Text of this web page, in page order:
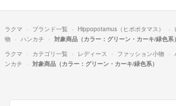
ラクマ ブランド一覧 Hippopotamus（ヒポポタマス）
物
ハンカチ
対象商品（カラー：グリーン・カーキ/緑色系）
ラクマ
カテゴリ一覧 レディース ファッション小物
ンカチ
対象商品（カラー：グリーン・カーキ/緑色系）